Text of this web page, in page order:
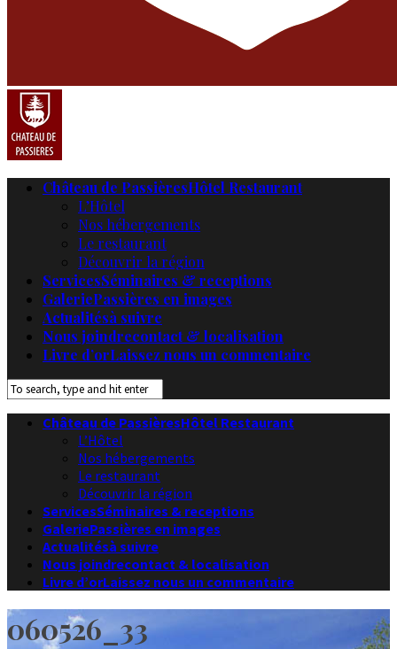
Château de PassièresHôtel Restaurant
L’Hôtel
Nos hébergements
Le restaurant
Découvrir la région
ServicesSéminaires & receptions
GaleriePassières en images
Actualitésà suivre
Nous joindrecontact & localisation
Livre d’orLaissez nous un commentaire
Château de PassièresHôtel Restaurant
L’Hôtel
Nos hébergements
Le restaurant
Découvrir la région
ServicesSéminaires & receptions
GaleriePassières en images
Actualitésà suivre
Nous joindrecontact & localisation
Livre d’orLaissez nous un commentaire
060526_33